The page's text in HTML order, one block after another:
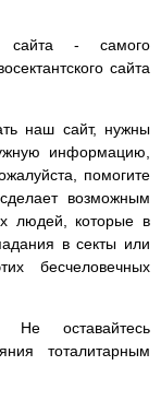
сайта - самого
сайта
наш сайт, нужны
информацию,
помогите
возможным
людей, которые в
в секты или
бесчеловечных
оставайтесь
тоталитарным